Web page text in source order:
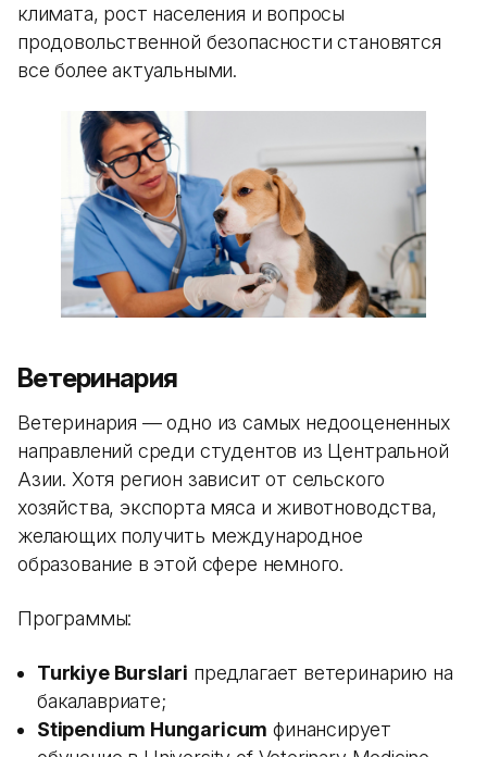
климата, рост населения и вопросы
продовольственной безопасности становятся
все более актуальными.
Ветеринария
Ветеринария — одно из самых недооцененных
направлений среди студентов из Центральной
Азии. Хотя регион зависит от сельского
хозяйства, экспорта мяса и животноводства,
желающих получить международное
образование в этой сфере немного.
Программы:
Turkiye Burslari предлагает ветеринарию на
бакалавриате;
Stipendium Hungaricum финансирует